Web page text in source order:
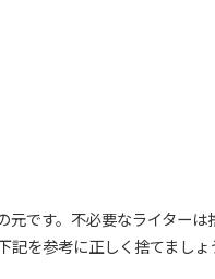
です。不必要なライターは
を参考に正しく捨てましょ